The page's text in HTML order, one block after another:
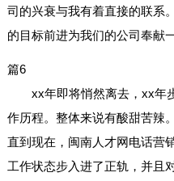
司的兴衰与我有着直接的联系
的目标前进为我们的公司奉献
篇6
xx年即将悄然离去，xx年
作历程。整体来说有酸甜苦辣
直到现在，闽南人才网电话营
工作状态步入进了正轨，并且